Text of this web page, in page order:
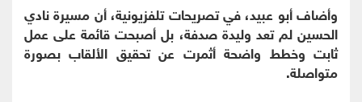
وأضاف أبو عبيد، في تصريحات تلفزيونية، أن مسيرة نادي
الحسين لم تعد وليدة صدفة، بل أصبحت قائمة على عمل
ثابت وخطط واضحة أثمرت عن تحقيق الألقاب بصورة
متواصلة.